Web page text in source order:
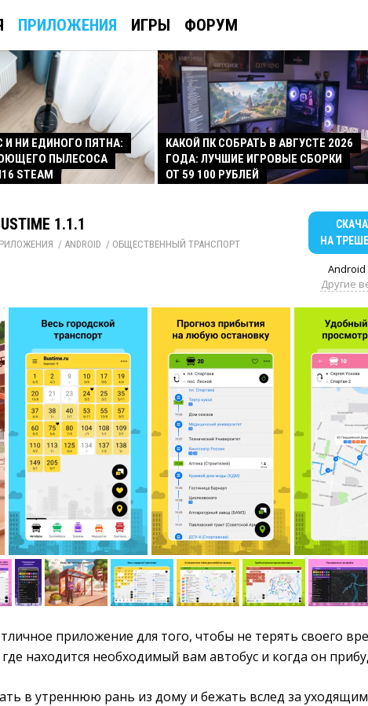
ПРИЛОЖЕНИЯ ИГРЫ ФОРУМ
И НИ ЕДИНОГО ПЯТНА:
ПЫЛЕСОСА
STEAM
КАКОЙ ПК СОБРАТЬ В АВГУСТЕ 2026
ГОДА: ЛУЧШИЕ ИГРОВЫЕ СБОРКИ
ОТ 59 100 РУБЛЕЙ
1.1.1
/ ANDROID / ОБЩЕСТВЕННЫЙ ТРАНСПОРТ
НА
Android
Другие
приложение для того, чтобы не терять своего
где находится необходимый вам автобус и когда он
в утреннюю рань из дому и бежать вслед за уходящим